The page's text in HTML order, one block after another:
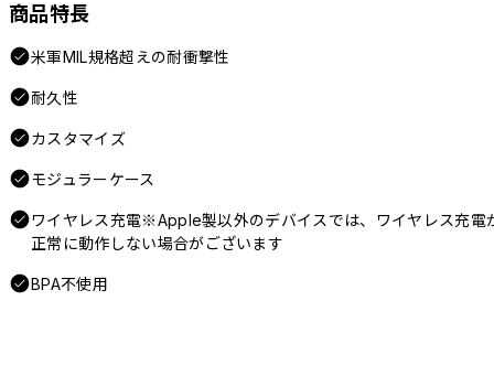
商品特長
米軍MIL規格超えの耐衝撃性
耐久性
カスタマイズ
モジュラーケース
ワイヤレス充電※Apple製以外のデバイスでは、ワイヤレス充電
正常に動作しない場合がございます
BPA不使用